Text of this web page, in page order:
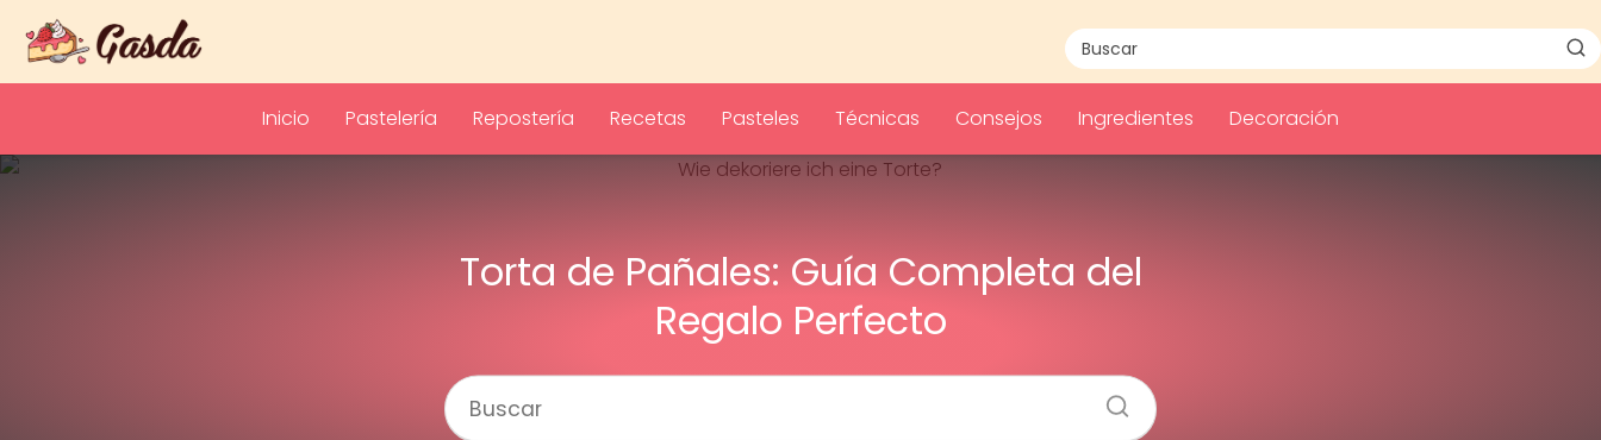
Inicio Pastelería Repostería Recetas Pasteles Técnicas Consejos Ingredientes Decoración
Torta de Pañales: Guía Completa del
Regalo Perfecto